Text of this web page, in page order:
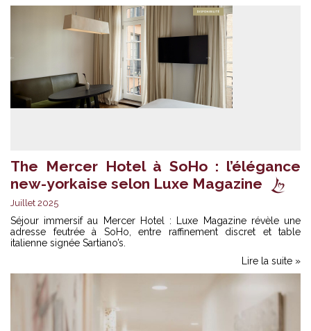
The Mercer Hotel à SoHo : l’élégance
new-yorkaise selon Luxe Magazine
Juillet 2025
Séjour immersif au Mercer Hotel : Luxe Magazine révèle une
adresse feutrée à SoHo, entre raffinement discret et table
italienne signée Sartiano’s.
Lire la suite »